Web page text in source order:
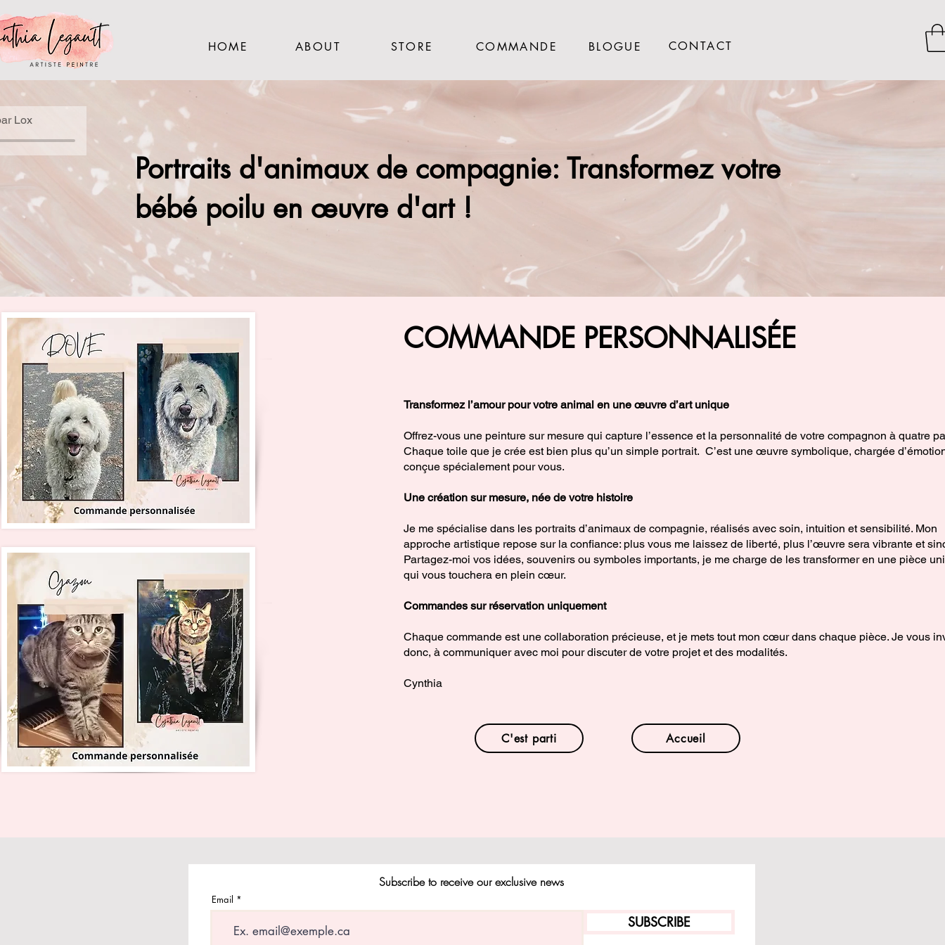
HOME ABOUT STORE COMMANDE CONTACT
BLOGUE
Portraits d'animaux de compagnie: Transformez votre
bébé poilu en œuvre d'art !
COMMANDE PERSONNALISÉE
Transformez l’amour pour votre animal en une œuvre d’art unique
Offrez-vous une peinture sur mesure qui capture l’essence et la personnalité de votre compagnon à quatre
Chaque toile que je crée est bien plus qu’un simple portrait. C’est une œuvre symbolique, chargée
conçue spécialement pour vous.
Une création sur mesure, née de votre histoire
Je me spécialise dans les portraits d’animaux de compagnie, réalisés avec soin, intuition et sensibilité. Mon
approche artistique repose sur la confiance: plus vous me laissez de liberté, plus l’œuvre sera vibrante et
Partagez-moi vos idées, souvenirs ou symboles importants, je me charge de les transformer en une pièce
qui vous touchera en plein cœur.
Commandes sur réservation uniquement
Chaque commande est une collaboration précieuse, et je mets tout mon cœur dans chaque pièce. Je vous
donc, à communiquer avec moi pour discuter de votre projet et des modalités.
Cynthia
Accueil
C'est parti
Lox
Subscribe to receive our exclusive news
Email
SUBSCRIBE